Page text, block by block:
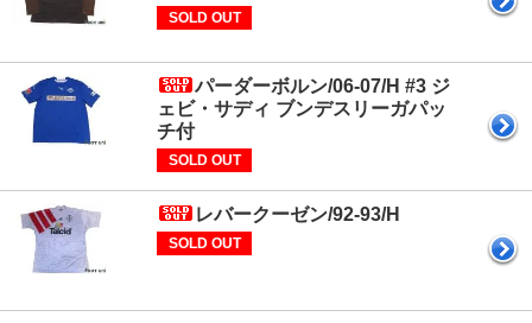
SOLD OUT
パーダーボルン/06-07/H #3 ジ
ェビ・サディ ブンデスリーガパッ
チ付
SOLD OUT
レバークーゼン/92-93/H
SOLD OUT